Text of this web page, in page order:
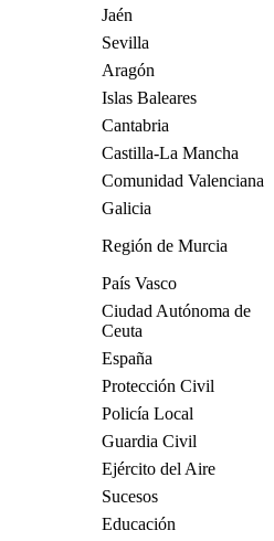
Jaén
Sevilla
Aragón
Islas Baleares
Cantabria
Castilla-La Mancha
Comunidad Valenciana
Galicia
Región de Murcia
País Vasco
Ciudad Autónoma de
Ceuta
España
Protección Civil
Policía Local
Guardia Civil
Ejército del Aire
Sucesos
Educación